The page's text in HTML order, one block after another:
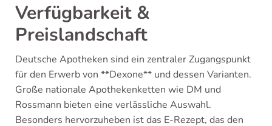
Verfügbarkeit &
Preislandschaft
Deutsche Apotheken sind ein zentraler Zugangspunkt
für den Erwerb von **Dexone** und dessen Varianten.
Große nationale Apothekenketten wie DM und
Rossmann bieten eine verlässliche Auswahl.
Besonders hervorzuheben ist das E-Rezept, das den